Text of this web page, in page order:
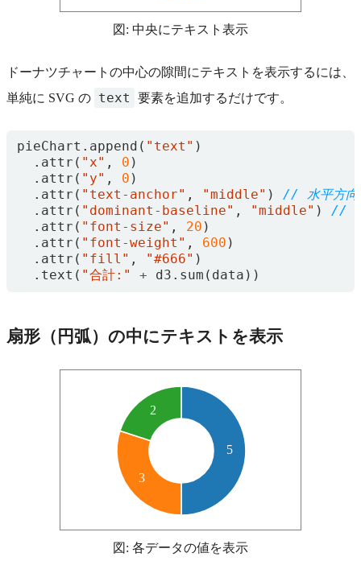
図: 中央にテキスト表示
ドーナツチャートの中心の隙間にテキストを表示するには、
単純に SVG の text 要素を追加するだけです。
pieChart . append ( "text" )
. attr ( "x" , 0 )
. attr ( "y" , 0 )
. attr ( "text-anchor" , "middle" )
. attr ( "dominant-baseline" , "middle" )
. attr ( "font-size" , 20 )
. attr ( "font-weight" , 600 )
. attr ( "fill" , "#666" )
. text ( "合計:" + d3 . sum ( data ))
扇形（円弧）の中にテキストを表示
5
3
2
図: 各データの値を表示